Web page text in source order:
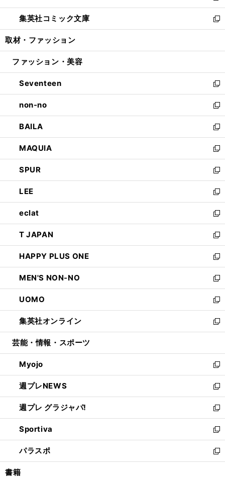
開
く
ウ
で
開
ン
ド
ウ
開
ウ
ィ
ン
ウ
開
く
し
い
ウ
ン
ウ
で
開
く
集英社コミック文庫
新
し
ウ
ン
ド
ウ
で
開
く
取材・ファッション
ファッション・美容
Seventeen
新
し
い
ウ
ィ
ン
ド
ウ
で
開
く
non-no
新
し
い
ウ
ィ
ン
ド
ウ
で
開
く
BAILA
新
し
い
ウ
ィ
ン
ド
ウ
で
開
く
MAQUIA
新
し
い
ウ
ィ
ン
ド
ウ
で
開
く
SPUR
新
し
い
ウ
ィ
ン
ド
ウ
で
開
く
LEE
新
し
い
ウ
ィ
ン
ド
ウ
で
開
く
eclat
新
し
い
ウ
ィ
ン
ド
ウ
で
開
く
T JAPAN
新
し
い
ウ
ィ
ン
ド
ウ
で
開
HAPPY PLUS ONE
新
し
い
ウ
ィ
ン
ド
ウ
開
く
MEN'S NON-NO
新
し
い
ウ
ィ
ン
ウ
で
開
く
UOMO
新
し
い
ウ
ン
ド
ウ
で
開
く
集英社オンライン
新
し
ウ
ィ
ン
ド
ウ
で
開
く
芸能・情報・スポーツ
Myojo
新
し
い
ウ
ィ
ン
ド
ウ
で
開
週プレNEWS
新
し
い
ウ
ィ
ン
ド
ウ
週プレ グラジャパ!
新
し
い
ウ
ィ
ン
Sportiva
新
し
い
ウ
パラスポ
新
し
書籍